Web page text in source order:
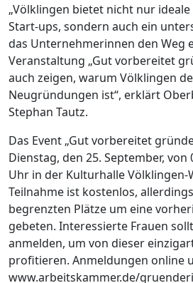
„Völklingen bietet nicht nur
Start-ups, sondern auch ein
das Unternehmerinnen den Weg
Veranstaltung „Gut vorbereitet
auch zeigen, warum Völklingen
Neugründungen ist“, erklärt
Stephan Tautz.
Das Event „Gut vorbereitet
Dienstag, den 25. September, von
Uhr in der Kulturhalle Völklingen-
Teilnahme ist kostenlos,
begrenzten Plätze um eine
gebeten. Interessierte Frauen
anmelden, um von dieser
profitieren. Anmeldungen online
www.arbeitskammer.de/